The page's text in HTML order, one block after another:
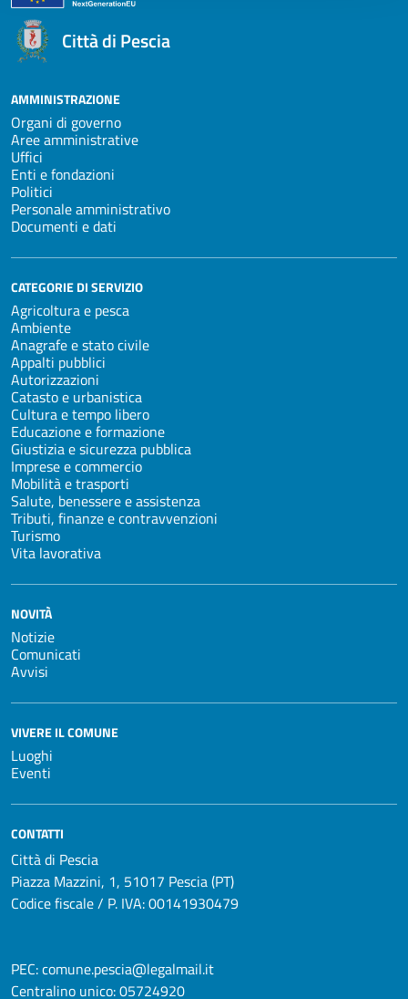
Città di Pescia
AMMINISTRAZIONE
Organi di governo
Aree amministrative
Uffici
Enti e fondazioni
Politici
Personale amministrativo
Documenti e dati
CATEGORIE DI SERVIZIO
Agricoltura e pesca
Ambiente
Anagrafe e stato civile
Appalti pubblici
Autorizzazioni
Catasto e urbanistica
Cultura e tempo libero
Educazione e formazione
Giustizia e sicurezza pubblica
Imprese e commercio
Mobilità e trasporti
Salute, benessere e assistenza
Tributi, finanze e contravvenzioni
Turismo
Vita lavorativa
NOVITÀ
Notizie
Comunicati
Avvisi
VIVERE IL COMUNE
Luoghi
Eventi
CONTATTI
Città di Pescia
Piazza Mazzini, 1, 51017 Pescia (PT)
Codice fiscale / P. IVA: 00141930479
PEC:comune.pescia@legalmail.it
Centralino unico:05724920